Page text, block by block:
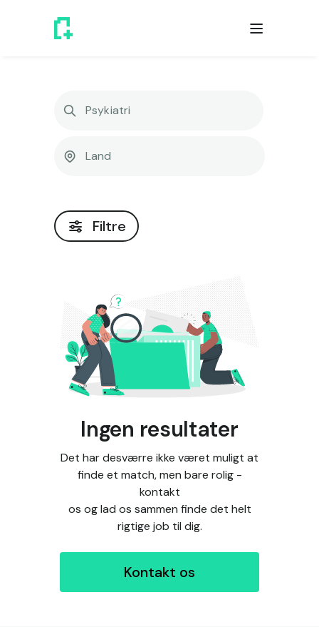
Filtre
Ingen resultater
Det har desværre ikke været muligt at
finde et match, men bare rolig -
kontakt
os og lad os sammen finde det helt
rigtige job til dig.
Kontakt os